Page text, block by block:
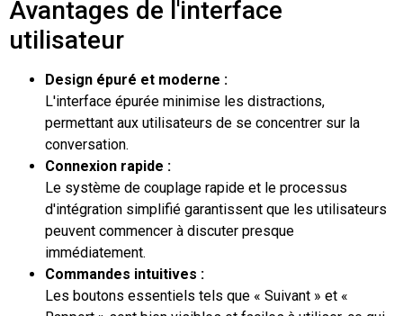
Avantages de l'interface
utilisateur
Design épuré et moderne :
L'interface épurée minimise les distractions,
permettant aux utilisateurs de se concentrer sur la
conversation.
Connexion rapide :
Le système de couplage rapide et le processus
d'intégration simplifié garantissent que les utilisateurs
peuvent commencer à discuter presque
immédiatement.
Commandes intuitives :
Les boutons essentiels tels que « Suivant » et «